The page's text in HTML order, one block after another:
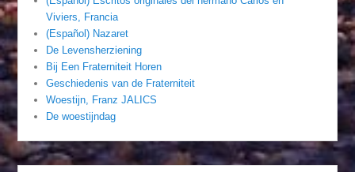
Viviers, Francia
(Español) Nazaret
De Levensherziening
Bij Een Fraterniteit Horen
Geschiedenis van de Fraterniteit
Woestijn, Franz JALICS
De woestijndag